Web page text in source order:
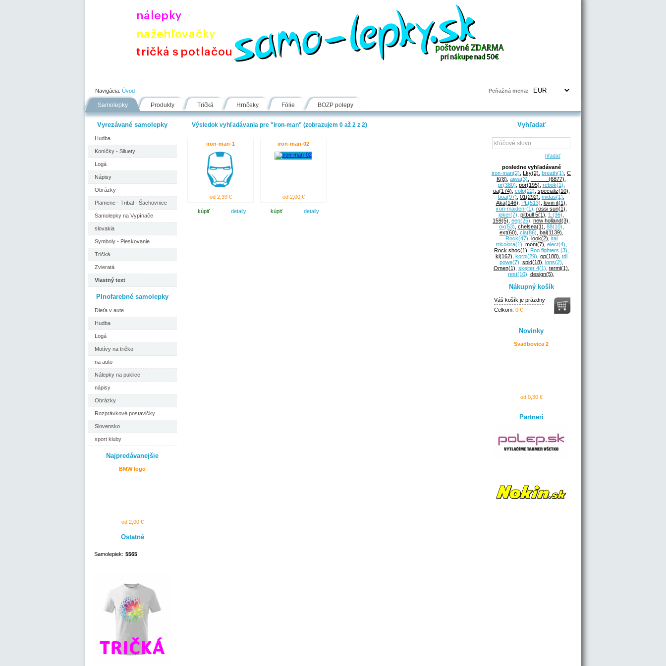
Navigácia: Úvod Peňažná mena:
Samolepky Produkty Tričká Hrnčeky Fólie BOZP polepy
Vyrezávané samolepky
Hudba
Koníčky - Siluety
Logá
Nápisy
Obrázky
Plamene - Tribal - Šachovnice
Samolepky na Vypínače
slovakia
Symboly - Pieskovanie
Tričká
Zvieratá
Vlastný text
Plnofarebné samolepky
Dieťa v aute
Hudba
Logá
Motívy na tričko
na auto
Nálepky na puklice
nápisy
Obrázky
Rozprávkové postavičky
Slovensko
sport kluby
Najpredávanejšie
BMW logo
od 2,00 €
Ostatné
Samolepiek: 5565
Výsledok vyhľadávania pre "iron-man" (zobrazujem 0 až 2 z 2)
iron-man-1
od 2,39 €
kúpiť detaily
iron-man-02
od 2,00 €
kúpiť detaily
Vyhľadať
hľadať
posledne vyhľadávané
iron-man(2) Lky(2) breath(1) C
K(8) aiwa(3) (6877)
pr(380) por(195) rebok(1)
ua(174) colo(22) specializ(10)
boa(97) 01(292) midas(1)
Aka(146) PL (513) lovin it(1)
iron-maiden-(1) rossi sun(1)
joker(7) pitbull 5(1) 1. (36)
159(5) eep(25) new holland(3)
ox(53) chelsea(1) 88(10)
ext(60) cia(86) bal(1139)
Rock(47) look(2) ital
tricolora(1) mont(7) elect(4)
Rock shoc(1) Foo fighters (3)
kl(162) korpi(29) op(188) tdi
powe(7) spid(18) lons(2)
Omen(1) skejter 4(1) termi(1)
rest(10) design(5)
Nákupný košík
Váš košík je prázdny
Celkom: 0 €
Novinky
Svadbovica 2
od 0,30 €
Partneri